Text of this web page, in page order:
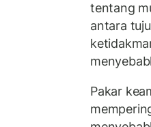
tentang
antara
Pakar